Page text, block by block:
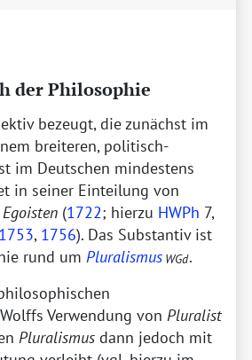
der Philosophie
bezeugt, die zunächst im
breiteren, politisch-
im Deutschen mindestens
in seiner Einteilung von
Egoisten (1722; hierzu HWPh 7,
1753, 1756). Das Substantiv ist
rund um Pluralismus WGd.
Verwendung von Pluralist
Pluralismus dann jedoch mit